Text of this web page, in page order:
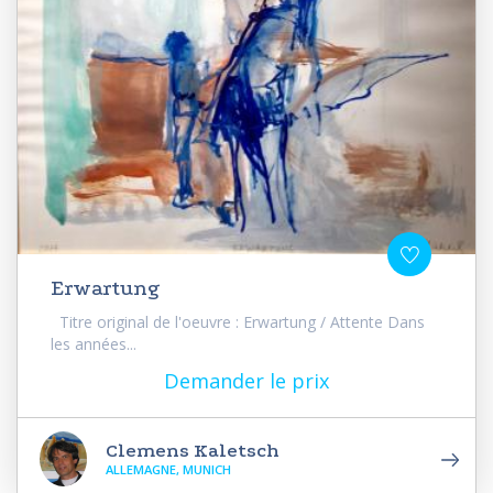
Erwartung
Titre original de l'oeuvre : Erwartung / Attente Dans
les années...
Demander le prix
Clemens Kaletsch
ALLEMAGNE, MUNICH